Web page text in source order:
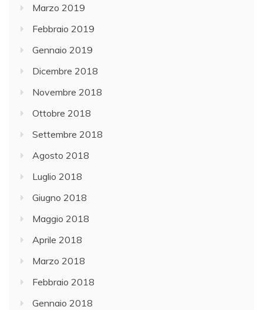
Marzo 2019
Febbraio 2019
Gennaio 2019
Dicembre 2018
Novembre 2018
Ottobre 2018
Settembre 2018
Agosto 2018
Luglio 2018
Giugno 2018
Maggio 2018
Aprile 2018
Marzo 2018
Febbraio 2018
Gennaio 2018